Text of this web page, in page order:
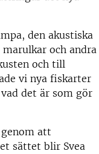
den akustiska
och andra
och till
vi nya fiskarter
det är som gör
att
sättet blir Svea